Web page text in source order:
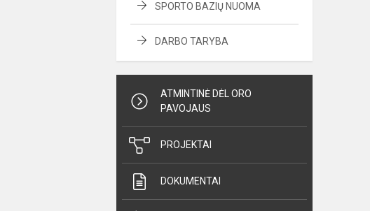
SPORTO BAZIŲ NUOMA
DARBO TARYBA
ATMINTINĖ DĖL ORO
PAVOJAUS
PROJEKTAI
DOKUMENTAI